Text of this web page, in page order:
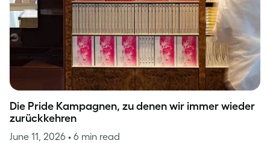
Die Pride Kampagnen, zu denen wir immer wieder
zurückkehren
June 11, 2026 • 6 min read